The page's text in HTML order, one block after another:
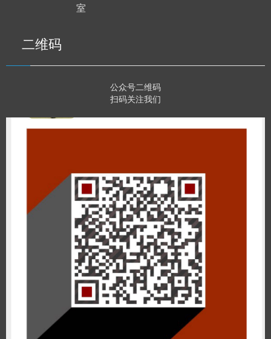
室
二维码
公众号二维码
扫码关注我们